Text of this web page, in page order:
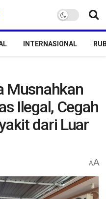
INTERNASIONAL
Musnahkan
Ilegal, Cegah
dari Luar
AA